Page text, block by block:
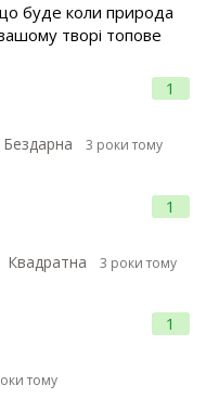
1
буде коли природа
творі топове
Бездарна 3 роки тому
1
Квадратна 3 роки тому
1
тому